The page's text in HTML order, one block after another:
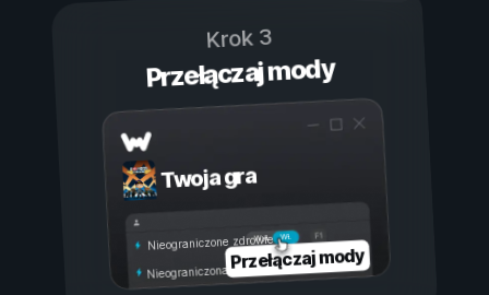
Krok 3
Przełączaj mody
Twoja gra
Wł.
Wył.
Nieograniczone zdrowie
Nieograniczona wytrzymałość
Przełączaj mody